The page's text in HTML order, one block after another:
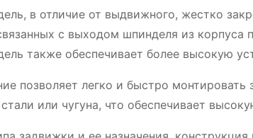
в отличие от выдвижного, жестко
с выходом шпинделя из корпуса
также обеспечивает более высокую
позволяет легко и быстро
или чугуна, что обеспечивает